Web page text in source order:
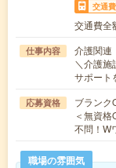
交通費
交通費全
仕事内容
介護関連
＼介護施
サポー
応募資格
ブランク
＜無資
不問！W
職場の雰囲気